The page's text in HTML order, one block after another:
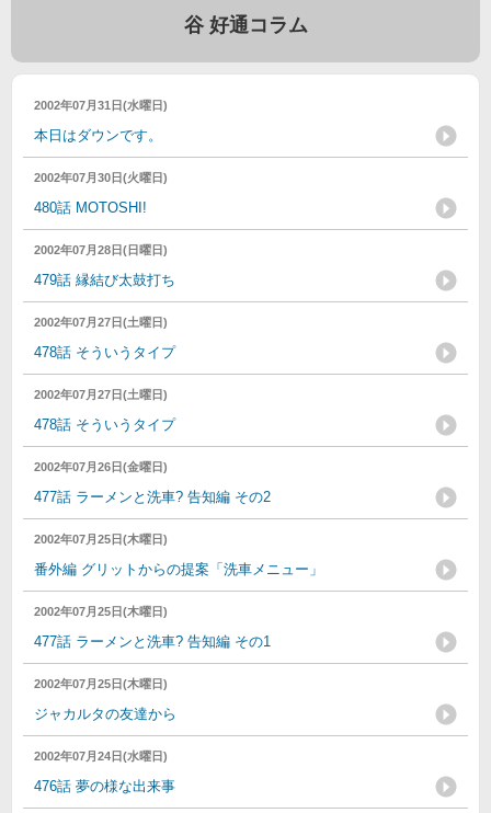
谷 好通コラム
2002年07月31日(水曜日)
本日はダウンです。
2002年07月30日(火曜日)
480話 MOTOSHI!
2002年07月28日(日曜日)
479話 縁結び太鼓打ち
2002年07月27日(土曜日)
478話 そういうタイプ
2002年07月27日(土曜日)
478話 そういうタイプ
2002年07月26日(金曜日)
477話 ラーメンと洗車? 告知編 その2
2002年07月25日(木曜日)
番外編 グリットからの提案「洗車メニュー」
2002年07月25日(木曜日)
477話 ラーメンと洗車? 告知編 その1
2002年07月25日(木曜日)
ジャカルタの友達から
2002年07月24日(水曜日)
476話 夢の様な出来事